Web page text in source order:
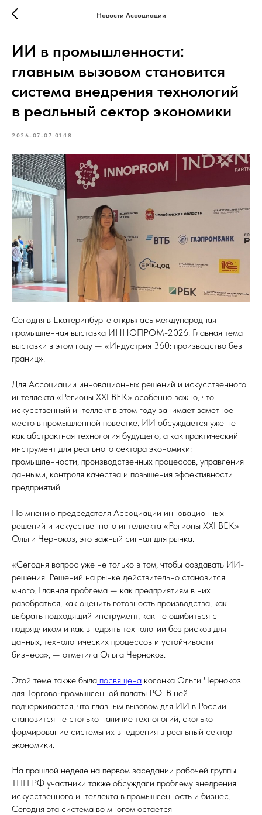
Новости Ассоциации
ИИ в промышленности:
главным вызовом становится
система внедрения технологий
в реальный сектор экономики
2026-07-07 01:18
Сегодня в Екатеринбурге открылась международная
промышленная выставка ИННОПРОМ-2026. Главная тема
выставки в этом году — «Индустрия 360: производство без
границ».
Для Ассоциации инновационных решений и искусственного
интеллекта «Регионы XXI ВЕК» особенно важно, что
искусственный интеллект в этом году занимает заметное
место в промышленной повестке. ИИ обсуждается уже не
как абстрактная технология будущего, а как практический
инструмент для реального сектора экономики:
промышленности, производственных процессов, управления
данными, контроля качества и повышения эффективности
предприятий.
По мнению председателя Ассоциации инновационных
решений и искусственного интеллекта «Регионы XXI ВЕК»
Ольги Чернокоз, это важный сигнал для рынка.
«Сегодня вопрос уже не только в том, чтобы создавать ИИ-
решения. Решений на рынке действительно становится
много. Главная проблема — как предприятиям в них
разобраться, как оценить готовность производства, как
выбрать подходящий инструмент, как не ошибиться с
подрядчиком и как внедрять технологии без рисков для
данных, технологических процессов и устойчивости
бизнеса», — отметила Ольга Чернокоз.
Этой теме также была посвящена колонка Ольги Чернокоз
для Торгово-промышленной палаты РФ. В ней
подчеркивается, что главным вызовом для ИИ в России
становится не столько наличие технологий, сколько
формирование системы их внедрения в реальный сектор
экономики.
На прошлой неделе на первом заседании рабочей группы
ТПП РФ участники также обсуждали проблему внедрения
искусственного интеллекта в промышленность и бизнес.
Сегодня эта система во многом остается